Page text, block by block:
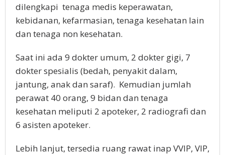
dilengkapi tenaga medis keperawatan,
kebidanan, kefarmasian, tenaga kesehatan lain
dan tenaga non kesehatan.
Saat ini ada 9 dokter umum, 2 dokter gigi, 7
dokter spesialis (bedah, penyakit dalam,
jantung, anak dan saraf). Kemudian jumlah
perawat 40 orang, 9 bidan dan tenaga
kesehatan meliputi 2 apoteker, 2 radiografi dan
6 asisten apoteker.
Lebih lanjut, tersedia ruang rawat inap VVIP, VIP,